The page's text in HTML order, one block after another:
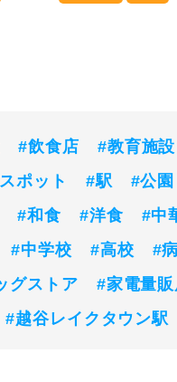
#飲食店 #教育施設
ポット
#駅 #公園
#和食 #洋食 #中
#中学校 #高校 #
グストア #家電量販
#越谷レイクタウン駅